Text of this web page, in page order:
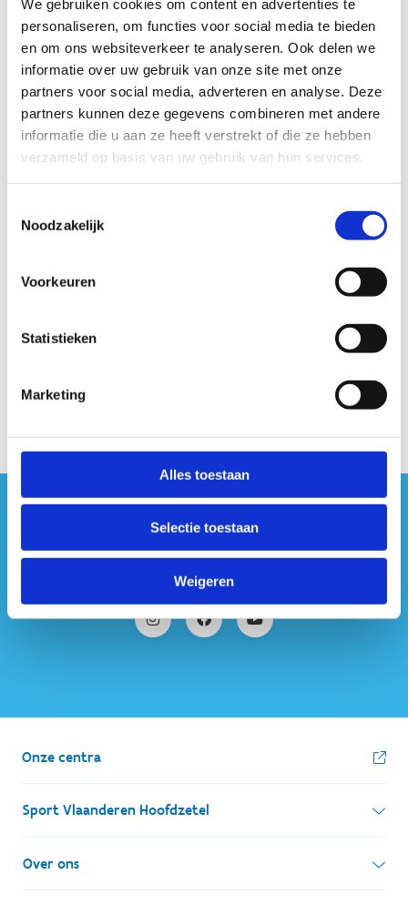
We gebruiken cookies om content en advertenties te
personaliseren, om functies voor social media te bieden
en om ons websiteverkeer te analyseren. Ook delen we
informatie over uw gebruik van onze site met onze
partners voor social media, adverteren en analyse. Deze
partners kunnen deze gegevens combineren met andere
informatie die u aan ze heeft verstrekt of die ze hebben
verzameld op basis van uw gebruik van hun services.
Noodzakelijk
Voorkeuren
Statistieken
Marketing
Alles toestaan
Selectie toestaan
Weigeren
Download het logo Sport Vlaanderen kleur
transparante achtergrond in png
Logo Sport Vlaanderen wit
#sportersbelevenmeer
ook op sociale media
Onze centra
Sport Vlaanderen Hoofdzetel
Simon Bolivarlaan 17
1000 Brussel
Over ons